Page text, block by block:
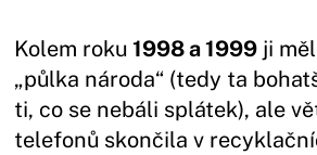
Kolem roku1998 a 1999 ji
„půlka národa“ (tedy ta
ti, co se nebáli splátek), ale
telefonů skončila v